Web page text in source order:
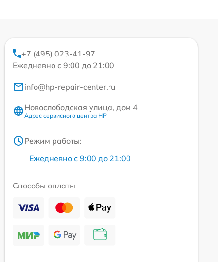
+7 (495) 023-41-97
Ежедневно с 9:00 до 21:00
info@hp-repair-center.ru
Новослободская улица, дом 4
Адрес сервисного центра HP
Режим работы:
Ежедневно с 9:00 до 21:00
Способы оплаты